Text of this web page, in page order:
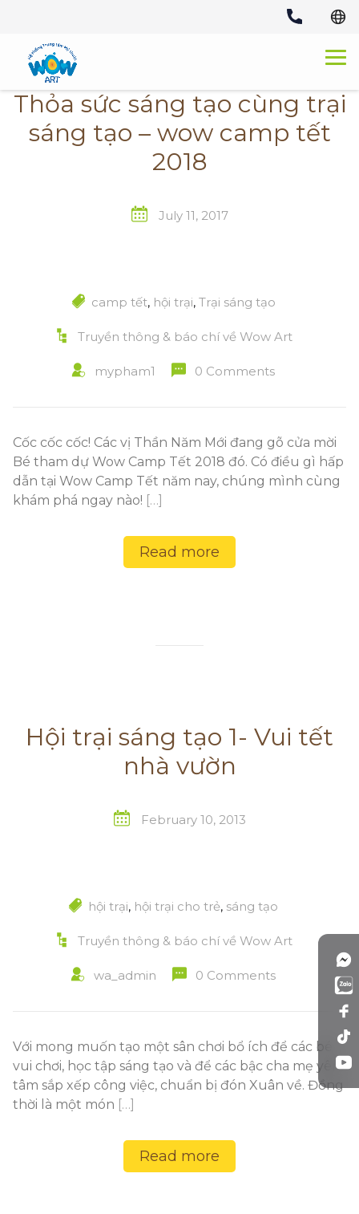
content
Thỏa sức sáng tạo cùng trại
sáng tạo – wow camp tết
2018
July 11, 2017
camp tết, hội trại, Trại sáng tạo
Truyền thông & báo chí về Wow Art
mypham1 0 Comments
Cốc cốc cốc! Các vị Thần Năm Mới đang gõ cửa mời
Bé tham dự Wow Camp Tết 2018 đó. Có điều gì hấp
dẫn tại Wow Camp Tết năm nay, chúng mình cùng
khám phá ngay nào! […]
Read more
Hội trại sáng tạo 1- Vui tết
nhà vườn
February 10, 2013
hội trại, hội trại cho trẻ, sáng tạo
Truyền thông & báo chí về Wow Art
wa_admin 0 Comments
Với mong muốn tạo một sân chơi bổ ích để các bé
vui chơi, học tập sáng tạo và để các bậc cha mẹ yên
tâm sắp xếp công việc, chuẩn bị đón Xuân về. Đồng
thời là một món […]
Read more